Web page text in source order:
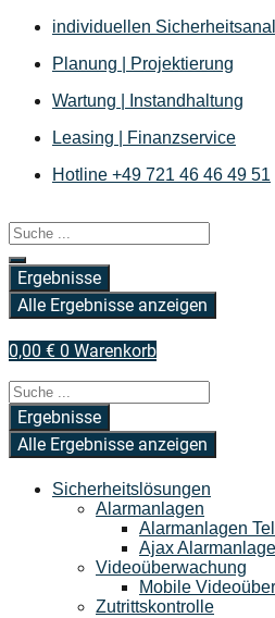
Zum
springen
individuellen
Planung | Projektierung
Wartung | Instandhaltung
Leasing | Finanzservice
Hotline +49 721 46 46 49 51
Search
...
Ergebnisse
Alle Ergebnisse anzeigen
0,00 € 0 Warenkorb
Search
...Ergebnisse
Alle Ergebnisse anzeigen
Sicherheitslösungen
Alarmanlagen
Alarmanlagen
Ajax Alarmanlage
Videoüberwachung
Mobile
Zutrittskontrolle